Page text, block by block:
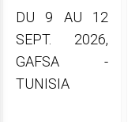
DU 9 AU 12
SEPT. 2026,
GAFSA -
TUNISIA